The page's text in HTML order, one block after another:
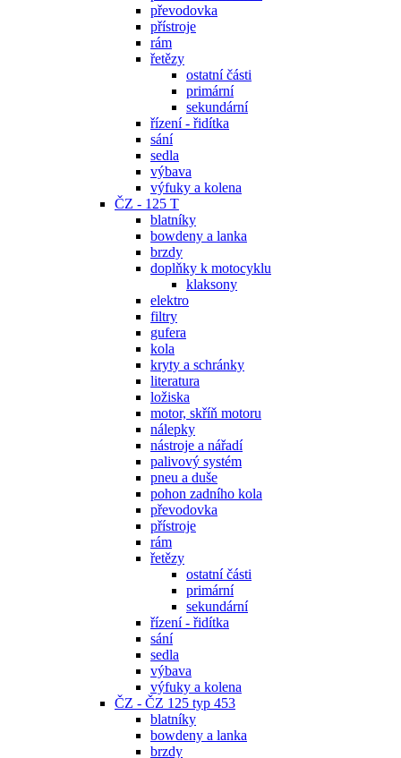
převodovka
přístroje
rám
řetězy
ostatní části
primární
sekundární
řízení - řidítka
sání
sedla
výbava
výfuky a kolena
ČZ - 125 T
blatníky
bowdeny a lanka
brzdy
doplňky k motocyklu
klaksony
elektro
filtry
gufera
kola
kryty a schránky
literatura
ložiska
motor, skříň motoru
nálepky
nástroje a nářadí
palivový systém
pneu a duše
pohon zadního kola
převodovka
přístroje
rám
řetězy
ostatní části
primární
sekundární
řízení - řidítka
sání
sedla
výbava
výfuky a kolena
ČZ - ČZ 125 typ 453
blatníky
bowdeny a lanka
brzdy